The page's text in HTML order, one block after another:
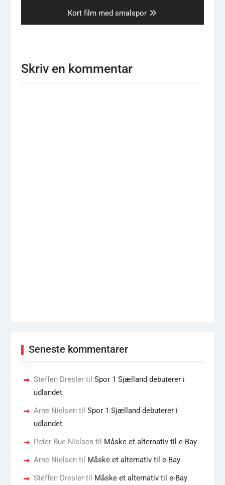
Next
post:
Kort film med smalspor
Skriv en kommentar
Seneste kommentarer
Steffen Dreslertil Spor 1 Sjælland debuterer i
udlandet
Arne Nielsentil Spor 1 Sjælland debuterer i
udlandet
Peter Bue Nielsentil Måske et alternativ til e-Bay
Arne Nielsentil Måske et alternativ til e-Bay
Steffen Dreslertil Måske et alternativ til e-Bay